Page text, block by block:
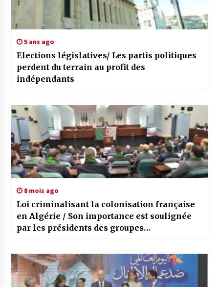
5 ans ago
Elections législatives/ Les partis politiques
perdent du terrain au profit des
indépendants
8 mois ago
Loi criminalisant la colonisation française
en Algérie / Son importance est soulignée
par les présidents des groupes